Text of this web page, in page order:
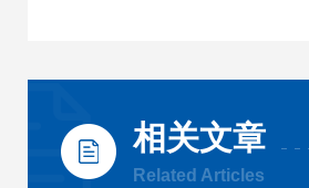
相关文章
Related Articles